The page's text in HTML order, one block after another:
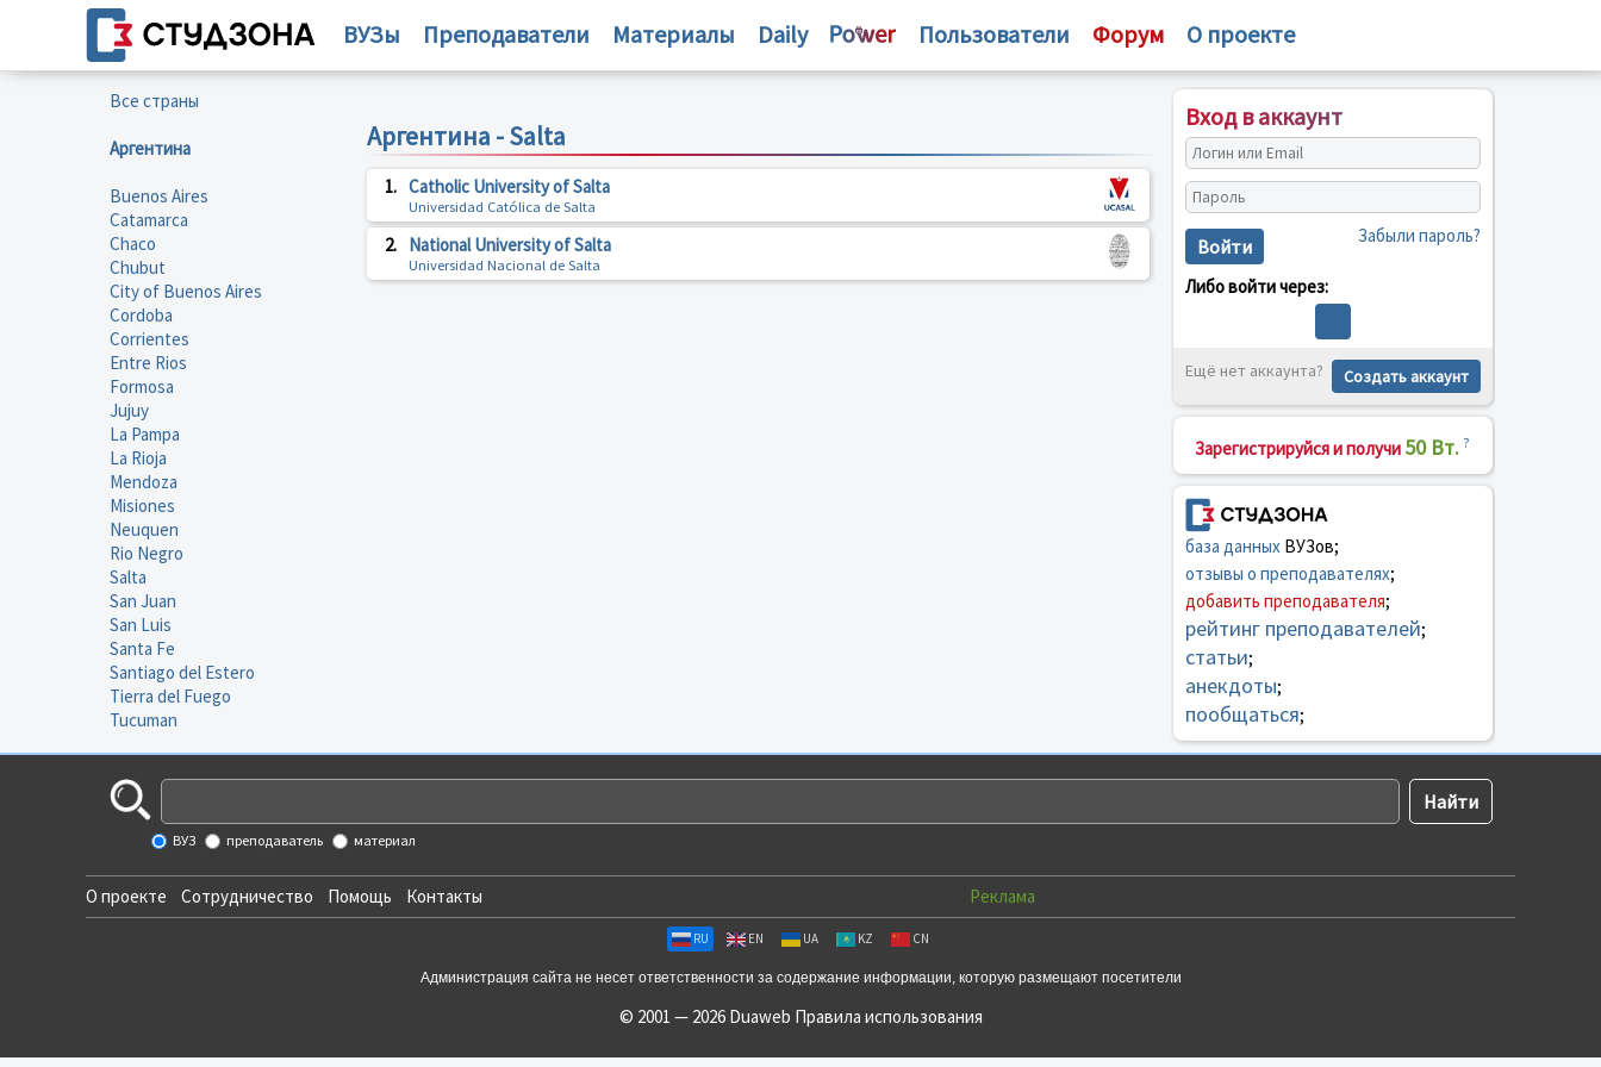
ВУЗы Преподаватели Материалы Daily Пользователи Форум О проекте
Все страны
Аргентина
Buenos Aires
Catamarca
Chaco
Chubut
City of Buenos Aires
Cordoba
Corrientes
Entre Rios
Formosa
Jujuy
La Pampa
La Rioja
Mendoza
Misiones
Neuquen
Rio Negro
Salta
San Juan
San Luis
Santa Fe
Santiago del Estero
Tierra del Fuego
Tucuman
Аргентина - Salta
1. Catholic University of Salta
Universidad Católica de Salta
2. National University of Salta
Universidad Nacional de Salta
Вход в аккаунт
Войти Забыли пароль?
Либо войти через:
Ещё нет аккаунта? Создать аккаунт
Зарегистрируйся и получи 50 Вт. ?
база данныхВУЗов;
отзывы о преподавателях;
добавить преподавателя;
рейтинг преподавателей;
статьи;
анекдоты;
пообщаться;
ВУЗ преподаватель материал
О проекте Сотрудничество Помощь Контакты Реклама
RU EN UA KZ CN
Администрация сайта не несет ответственности за содержание информации, которую размещают посетители
© 2001 — 2026 Duaweb Правила использования